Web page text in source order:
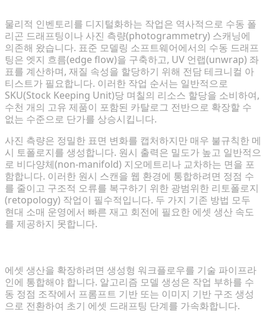
물리적 인벤토리를 디지털화하는 작업은 역사적으로 수동 폴
리곤 드래프팅이나 사진 측량(photogrammetry) 스캐닝에
의존해 왔습니다. 표준 모델링 소프트웨어에서의 수동 드래프
팅은 엣지 흐름(edge flow)을 구축하고, UV 언랩(unwrap) 좌
표를 계산하며, 재질 속성을 할당하기 위해 전담 테크니컬 아
티스트가 필요합니다. 이러한 작업 순서는 일반적으로
SKU(Stock Keeping Unit)당 며칠의 리소스 할당을 소비하여,
수천 개의 고유 제품이 포함된 카탈로그 전반으로 확장할 수
없는 수준으로 단가를 상승시킵니다.
사진 측량은 정밀한 표면 변화를 캡처하지만 매우 불규칙한 메
시 토폴로지를 생성합니다. 원시 출력은 밀도가 높고 일반적으
로 비다양체(non-manifold) 지오메트리나 교차하는 면을 포
함합니다. 이러한 원시 스캔을 웹 환경에 통합하려면 정점 수
를 줄이고 구조적 오류를 복구하기 위한 광범위한 리토폴로지
(retopology) 작업이 필수적입니다. 두 가지 기존 방법 모두
현대 소매 운영에서 빠른 재고 회전에 필요한 에셋 생산 속도
를 제공하지 못합니다.
에셋 생산을 확장하려면 생성형 워크플로우를 기술 파이프라
인에 통합해야 합니다. 알고리즘 모델 생성은 작업 부하를 수
동 정점 조작에서 프롬프트 기반 또는 이미지 기반 구조 생성
으로 전환하여 초기 에셋 드래프팅 단계를 가속화합니다.